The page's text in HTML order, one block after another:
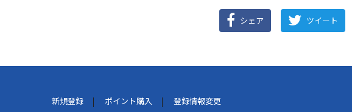
シェア ツイート
新規登録 ポイント購入
登録情報変更